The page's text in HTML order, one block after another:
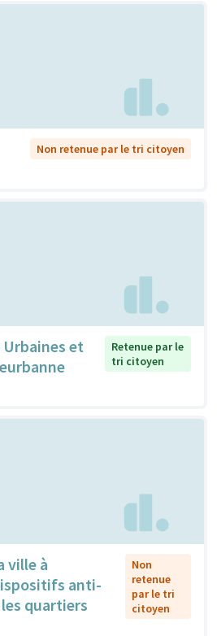
Non retenue par le tri citoyen
Urbaines et
Retenue par le
tri citoyen
ville à
anti-
quartiers
Non
retenue
par le tri
citoyen